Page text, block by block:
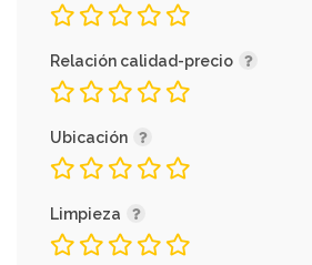
Relación calidad-precio
Ubicación
Limpieza